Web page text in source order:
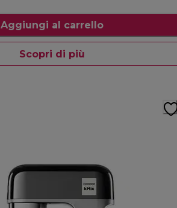
Aggiungi al carrello
Scopri di più